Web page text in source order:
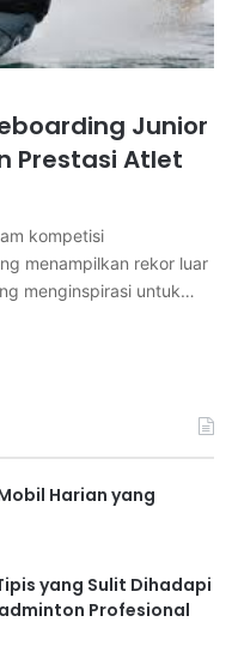
Junior
Prestasi Atlet
kompetisi
menampilkan rekor luar
menginspirasi untuk…
Harian yang
yang Sulit Dihadapi
Profesional